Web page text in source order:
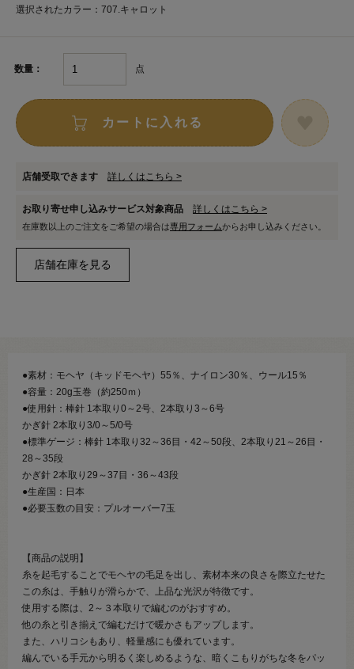
選択されたカラー：707.キャロット
数量： 点
カートに入れる
店舗受取できます 詳しくはこちら >
お取り寄せ申し込みサービス対象商品 詳しくはこちら >
在庫数以上のご注文をご希望の場合は専用フォームからお申し込みください。
●素材：モヘヤ（キッドモヘヤ）55％、ナイロン30％、ウール15％
●容量：20g玉巻（約250ｍ）
●使用針：棒針 1本取り0～2号、2本取り3～6号
かぎ針 2本取り3/0～5/0号
●標準ゲージ：棒針 1本取り32～36目・42～50段、2本取り21～26目・
28～35段
かぎ針 2本取り29～37目・36～43段
●生産国：日本
●必要玉数の目安：プルオーバー7玉
【商品の説明】
糸を起毛することでモヘヤの毛足を出し、素材本来の良さを際立たせた
この糸は、手触りが滑らかで、上品な光沢が特徴です。
使用する際は、2～３本取りで編むのがおすすめ。
他の糸と引き揃えで編むだけで暖かさもアップします。
また、ハリコシもあり、軽量感にも優れています。
編んでいる手元から明るく楽しめるような、暗くこもりがちな冬をパッ